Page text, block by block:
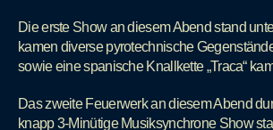
Die erste Show an diesem Abend stand
kamen diverse pyrotechnische
sowie eine spanische Knallkette „Traca“
Das zweite Feuerwerk an diesem Abend
knapp 3-Minütige Musiksynchrone Show